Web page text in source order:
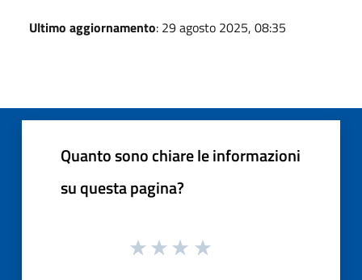
Ultimo aggiornamento: 29 agosto 2025, 08:35
Quanto sono chiare le informazioni
su questa pagina?